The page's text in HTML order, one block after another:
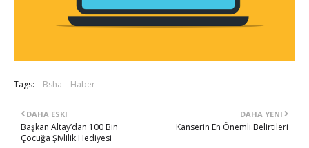
Tags: Bsha Haber
DAHA YENI
Kanserin En Önemli Belirtileri
DAHA ESKI
​Başkan Altay’dan 100 Bin
Çocuğa Şivlilik Hediyesi